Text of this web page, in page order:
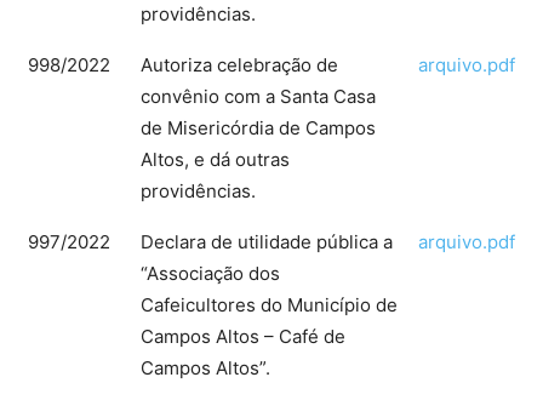
providências.
998/2022
Autoriza celebração de
convênio com a Santa Casa
de Misericórdia de Campos
Altos, e dá outras
providências.
arquivo.pdf
997/2022
Declara de utilidade pública a
“Associação dos
Cafeicultores do Município de
Campos Altos – Café de
Campos Altos”.
arquivo.pdf